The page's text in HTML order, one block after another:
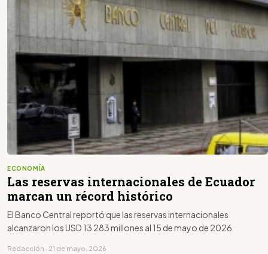
ECONOMÍA
Las reservas internacionales de Ecuador
marcan un récord histórico
El Banco Central reportó que las reservas internacionales
alcanzaron los USD 13 283 millones al 15 de mayo de 2026
Redacción · 21 de mayo, 2026